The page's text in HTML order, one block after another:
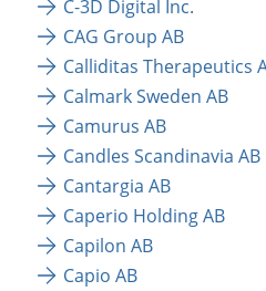
C-3D Digital Inc.
CAG Group AB
Calliditas Therapeutics
Calmark Sweden AB
Camurus AB
Candles Scandinavia AB
Cantargia AB
Caperio Holding AB
Capilon AB
Capio AB